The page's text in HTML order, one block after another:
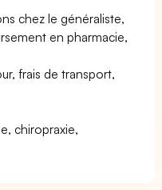
chez le généraliste,
en pharmacie,
frais de transport,
chiropraxie,